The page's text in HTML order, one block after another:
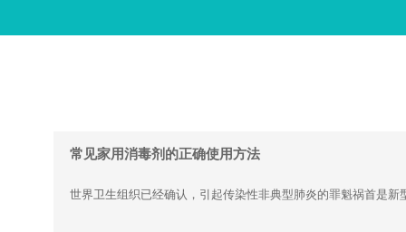
常见家用消毒剂的正确使用方法
世界卫生组织已经确认，引起传染性非典型肺炎的罪魁祸首是新